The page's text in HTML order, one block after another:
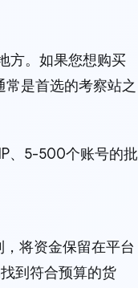
方。如果您想购买
是首选的考察站之
、5-500个账号的批
将资金保留在平台
到符合预算的货